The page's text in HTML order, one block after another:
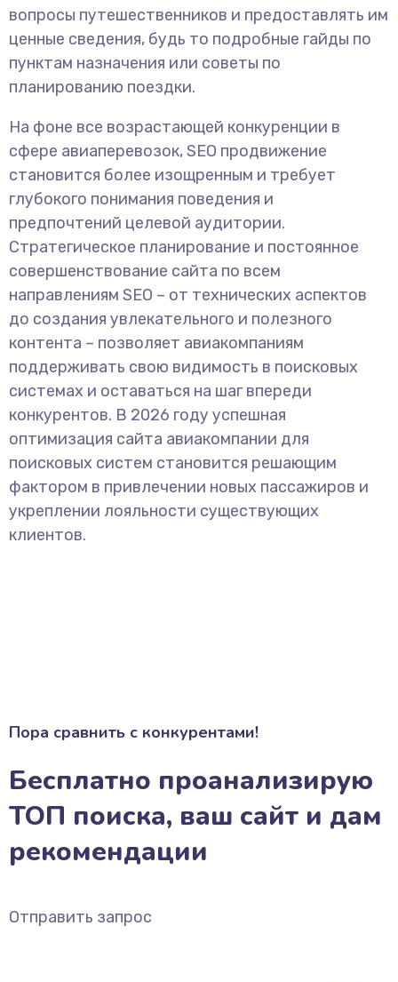
вопросы путешественников и предоставлять им
ценные сведения, будь то подробные гайды по
пунктам назначения или советы по
планированию поездки.
На фоне все возрастающей конкуренции в
сфере авиаперевозок, SEO продвижение
становится более изощренным и требует
глубокого понимания поведения и
предпочтений целевой аудитории.
Стратегическое планирование и постоянное
совершенствование сайта по всем
направлениям SEO – от технических аспектов
до создания увлекательного и полезного
контента – позволяет авиакомпаниям
поддерживать свою видимость в поисковых
системах и оставаться на шаг впереди
конкурентов. В 2026 году успешная
оптимизация сайта авиакомпании для
поисковых систем становится решающим
фактором в привлечении новых пассажиров и
укреплении лояльности существующих
клиентов.
Пора сравнить с конкурентами!
Бесплатно проанализирую
ТОП поиска, ваш сайт и дам
рекомендации
Отправить запрос